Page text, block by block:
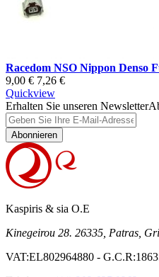
Racedom NSO Nippon Denso
9,00 € 7,26 €
Quickview
Erhalten Sie unseren Newsletter
Abonnieren
Kaspiris & sia O.E
Kinegeirou 28. 26335, Patras,
VAT:EL802964880 -